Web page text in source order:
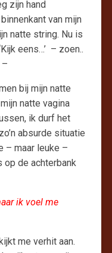
zijn hand
van mijn
natte string. Nu is
eens…’ – zoen..
–
bij mijn natte
natte vagina
ik durf het
absurde situatie
– maar leuke –
op de achterbank
ik voel me
me verhit aan.